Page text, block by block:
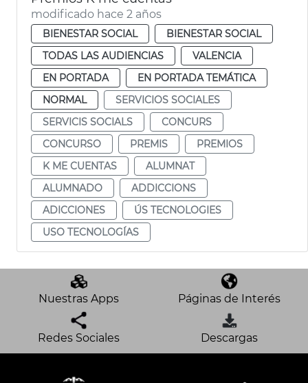
modificado hace 2 años
BIENESTAR SOCIAL
BIENESTAR SOCIAL
TODAS LAS AUDIENCIAS
VALENCIA
EN PORTADA
EN PORTADA TEMÁTICA
NORMAL
SERVICIOS SOCIALES
SERVICIS SOCIALS
CONCURS
CONCURSO
PREMIS
PREMIOS
K ME CUENTAS
ALUMNAT
ALUMNADO
ADDICCIONS
ADICCIONES
ÚS TECNOLOGIES
USO TECNOLOGÍAS
Nuestras Apps Páginas de Interés
Redes Sociales Descargas